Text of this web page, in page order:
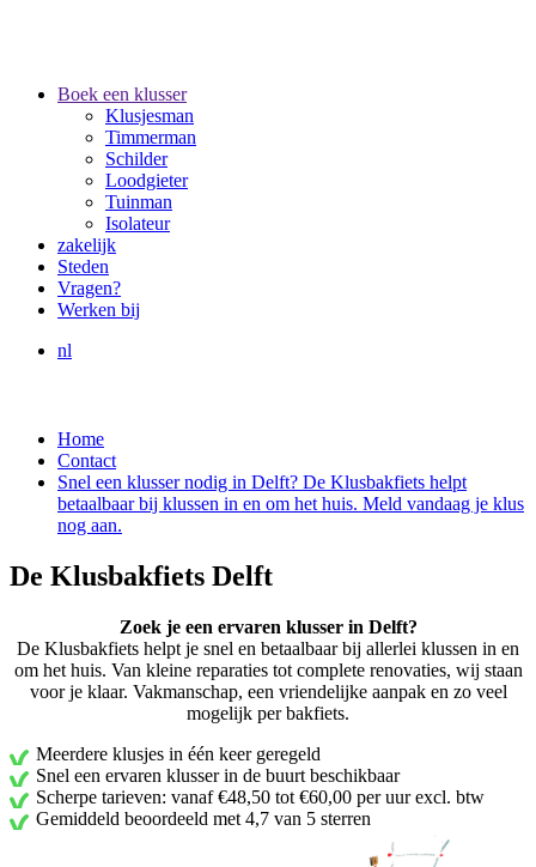
Boek een klusser
Klusjesman
Timmerman
Schilder
Loodgieter
Tuinman
Isolateur
zakelijk
Steden
Vragen?
Werken bij
nl
Home
Contact
Snel een klusser nodig in Delft? De Klusbakfiets helpt
betaalbaar bij klussen in en om het huis. Meld vandaag je klus
nog aan.
De Klusbakfiets Delft
Zoek je een ervaren klusser in Delft?
De Klusbakfiets helpt je snel en betaalbaar bij allerlei klussen in en
om het huis. Van kleine reparaties tot complete renovaties, wij staan
voor je klaar. Vakmanschap, een vriendelijke aanpak en zo veel
mogelijk per bakfiets.
Meerdere klusjes in één keer geregeld
Snel een ervaren klusser in de buurt beschikbaar
Scherpe tarieven: vanaf €48,50 tot €60,00 per uur excl. btw
Gemiddeld beoordeeld met 4,7 van 5 sterren